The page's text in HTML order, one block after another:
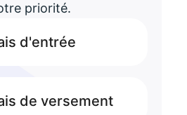
priorité.
d'entrée
de versement